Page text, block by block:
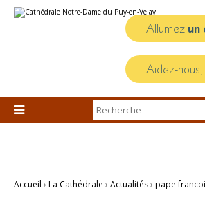
au
personnels
Allumez un
Aidez-nous,

Chercher par
Recherche
Accueil › La Cathédrale › Actualités› pape